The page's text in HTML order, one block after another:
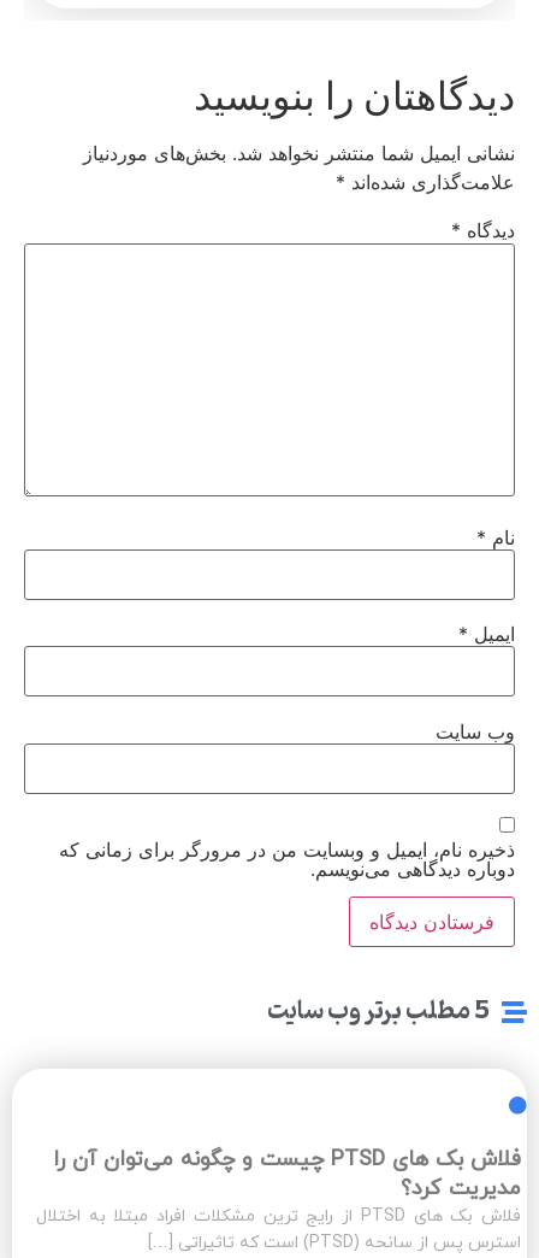
5 مطلب برتر وب سایت
فلاش بک های PTSD چیست و چگونه می‌توان آن‌ را
مدیریت کرد؟
فلاش بک های PTSD از رایج ترین مشکلات افراد مبتلا به اختلال
استرس پس از سانحه (PTSD) است که تاثیراتی […]
دیدگاهتان را بنویسید
نشانی ایمیل شما منتشر نخواهد شد. بخش‌های موردنیاز
علامت‌گذاری شده‌اند *
دیدگاه *
نام *
ایمیل *
وب‌ سایت
ذخیره نام، ایمیل و وبسایت من در مرورگر برای زمانی که
دوباره دیدگاهی می‌نویسم.